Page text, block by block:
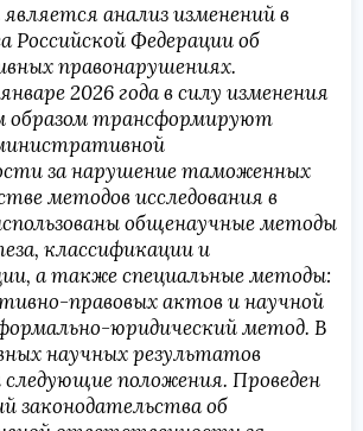
анализ изменений в
Российской Федерации об
правонарушениях.
2026 года в силу изменения
образом трансформируют
за нарушение таможенных
методов исследования в
общенаучные методы
классификации и
а также специальные методы:
правовых актов и научной
юридический метод. В
научных результатов
положения. Проведен
законодательства об